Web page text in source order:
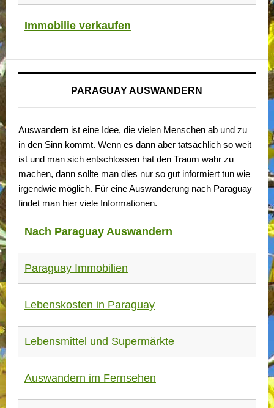
Immobilie verkaufen
PARAGUAY AUSWANDERN
Auswandern ist eine Idee, die vielen Menschen ab und zu
in den Sinn kommt. Wenn es dann aber tatsächlich so weit
ist und man sich entschlossen hat den Traum wahr zu
machen, dann sollte man dies nur so gut informiert tun wie
irgendwie möglich. Für eine Auswanderung nach Paraguay
findet man hier viele Informationen.
Nach Paraguay Auswandern
Paraguay Immobilien
Lebenskosten in Paraguay
Lebensmittel und Supermärkte
Auswandern im Fernsehen